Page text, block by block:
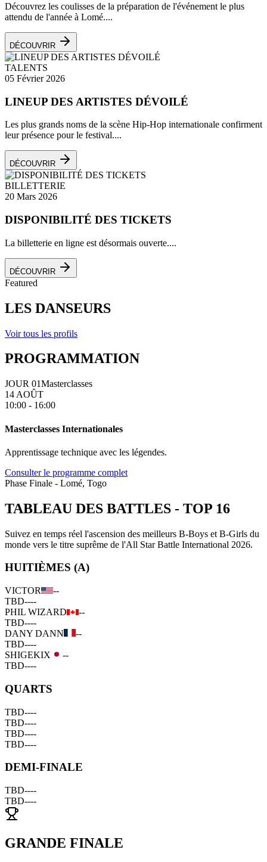
Découvrez les coulisses de la préparation de l'événement le plus
attendu de l'année à Lomé....
DÉCOUVRIR
TALENTS
05 Février 2026
LINEUP DES ARTISTES DÉVOILÉ
Les plus grands noms de la scène Hip-Hop internationale confirment
leur présence pour le festival....
DÉCOUVRIR
BILLETTERIE
20 Mars 2026
DISPONIBILITÉ DES TICKETS
La billetterie en ligne est désormais ouverte....
DÉCOUVRIR
Featured
LES DANSEURS
Voir tous les profils
PROGRAMMATION
JOUR 01Masterclasses
14 AOÛT
10:00 - 16:00
Masterclasses Internationales
Apprentissage technique avec les légendes.
Consulter le programme complet
Phase Finale - Lomé, Togo
TABLEAU DES BATTLES - TOP 16
Suivez en temps réel l'ascension des meilleurs B-Boys et B-Girls du
monde vers le titre suprême de l'All Star Battle International 2026.
HUITIÈMES (A)
VICTOR
--
TBD----
PHIL WIZARD
--
TBD----
DANY DANN
--
TBD----
SHIGEKIX
--
TBD----
QUARTS
TBD----
TBD----
TBD----
TBD----
DEMI-FINALE
TBD----
TBD----
GRANDE FINALE